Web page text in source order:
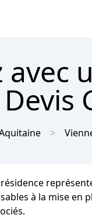
à la mise en